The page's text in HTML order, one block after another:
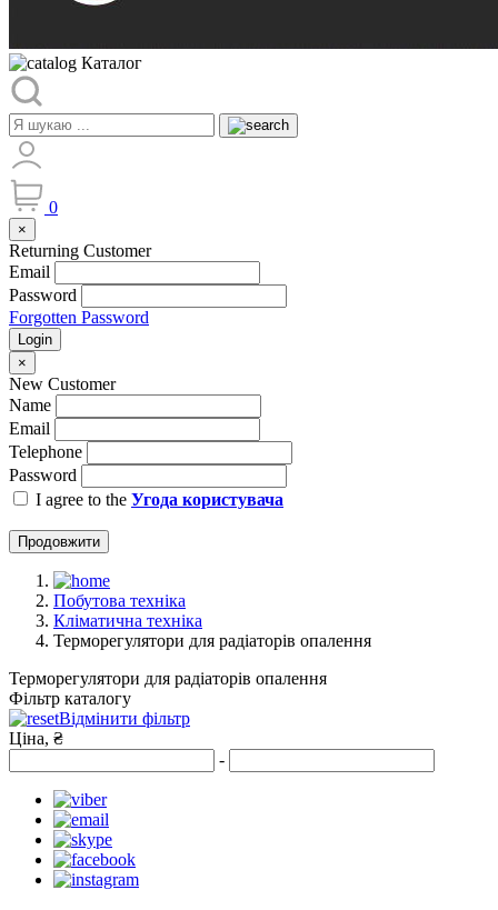
Каталог
0
×
Returning Customer
Email
Password
Forgotten Password
Login
×
New Customer
Name
Email
Telephone
Password
I agree to the Угода користувача
Продовжити
Побутова техніка
Кліматична техніка
Терморегулятори для радіаторів опалення
Терморегулятори для радіаторів опалення
Фільтр каталогу
Відмінити фільтр
Ціна, ₴
-